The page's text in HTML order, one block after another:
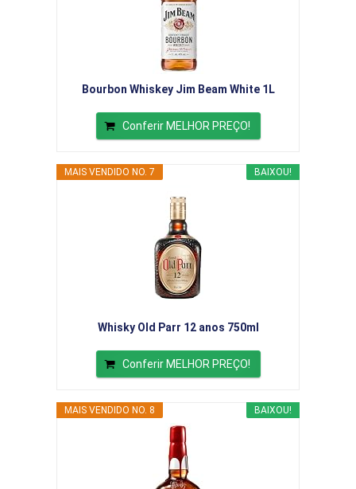
Bourbon Whiskey Jim Beam White 1L
Conferir MELHOR PREÇO!
BAIXOU!
MAIS VENDIDO NO. 7
Whisky Old Parr 12 anos 750ml
Conferir MELHOR PREÇO!
BAIXOU!
MAIS VENDIDO NO. 8